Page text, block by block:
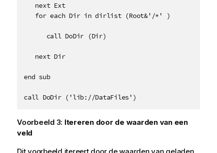
   next Ext
   for each Dir in dirlist (Root&'/*' )
      call DoDir (Dir)
   next Dir
end sub
call DoDir ('lib://DataFiles')
Voorbeeld 3: Itereren door de waarden van een
veld
Dit voorbeeld itereert door de waarden van geladen